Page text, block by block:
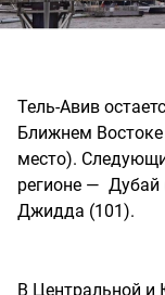
Тель-Авив
Ближнем
место).
регионе — Дубай
Джидда (101).
В Центральной и